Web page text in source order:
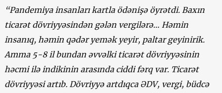
“Pandemiya insanları kartla ödənişə öyrətdi. Baxın
ticarət dövriyyəsindən gələn vergilərə… Həmin
insanıq, həmin qədər yemək yeyir, paltar geyinirik.
Amma 5-8 il bundan əvvəlki ticarət dövriyyəsinin
həcmi ilə indikinin arasında ciddi fərq var. Ticarət
dövriyyəsi artıb. Dövriyyə artdıqca ƏDV, vergi, büdcə